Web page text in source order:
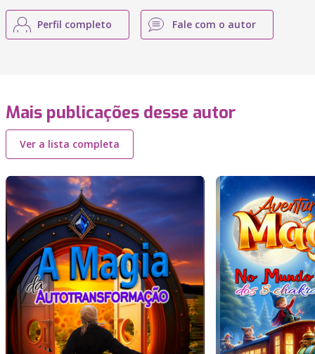
Perfil completo Fale com o autor
Mais publicações desse autor
Ver a lista completa